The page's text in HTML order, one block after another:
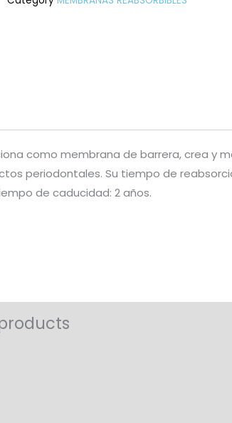
como membrana de barrera, crea y
periodontales. Su tiempo de
de caducidad: 2 años.